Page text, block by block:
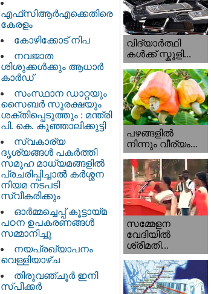
എഫ്‌സിആർഎക്കെതിരെ
കേരളം
കോഴിക്കോട് നിപ
നവജാത
ശിശുക്കള്‍ക്കും ആധാര്‍
കാര്‍ഡ്
സംസ്ഥാന ഡാറ്റയും
സൈബർ സുരക്ഷയും
ശക്തിപ്പെടുത്തും : മന്ത്രി
പി. കെ. കുഞ്ഞാലിക്കുട്ടി
സ്വകാര്യ
ദൃശ്യങ്ങള്‍ പകര്‍ത്തി
സമൂഹ മാധ്യമങ്ങളില്‍
പ്രചരിപ്പിച്ചാൽ കർശ്ശന
നിയമ നടപടി
സ്വീകരിക്കും
ഓർമ്മച്ചെപ്പ് കൂട്ടായ്മ
പഠന ഉപകരണങ്ങൾ
സമ്മാനിച്ചു
നയപ്രഖ്യാപനം
വെള്ളിയാഴ്ച
തിരുവഞ്ചൂർ ഇനി
സ്പീക്കർ
വിദ്യാർത്ഥി
കൾക്ക് സ്കൂളി...
പഴങ്ങളില്‍
നിന്നും വീര്യം...
സമ്മേളന
വേദിയില്‍
ശ്രീമതി...